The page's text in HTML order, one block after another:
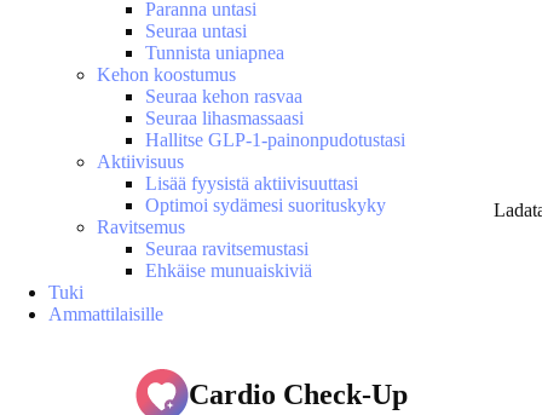
Paranna untasi
Seuraa untasi
Tunnista uniapnea
Kehon koostumus
Seuraa kehon rasvaa
Seuraa lihasmassaasi
Hallitse GLP-1-painonpudotustasi
Aktiivisuus
Lisää fyysistä aktiivisuuttasi
Optimoi sydämesi suorituskyky
Ravitsemus
Seuraa ravitsemustasi
Ehkäise munuaiskiviä
Tuki
Ammattilaisille
Cardio Check-Up